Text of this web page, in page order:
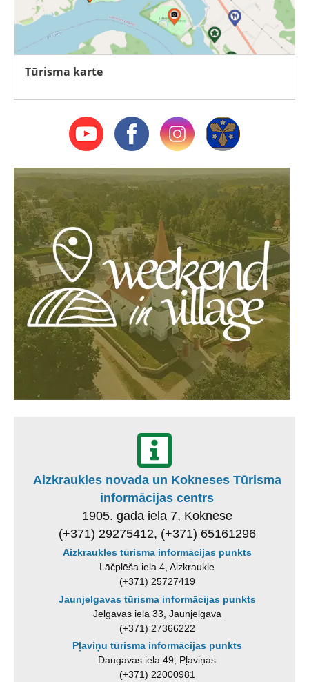
Tūrisma karte
Aizkraukles novada un Kokneses Tūrisma
informācijas centrs
1905. gada iela 7, Koknese
(+371) 29275412, (+371) 65161296
Aizkraukles tūrisma informācijas punkts
Lāčplēša iela 4, Aizkraukle
(+371) 25727419
Jaunjelgavas tūrisma informācijas punkts
Jelgavas iela 33, Jaunjelgava
(+371) 27366222
Pļaviņu tūrisma informācijas punkts
Daugavas iela 49, Pļaviņas
(+371) 22000981